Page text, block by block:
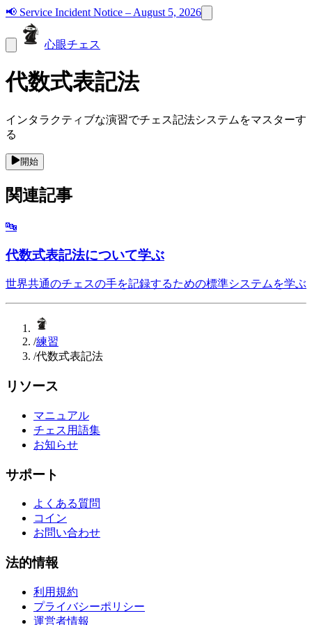
📢 Service Incident Notice – August 5, 2026
心眼チェス
代数式表記法
インタラクティブな演習でチェス記法システムをマスターす
る
開始
関連記事
🔤
代数式表記法について学ぶ
世界共通のチェスの手を記録するための標準システムを学ぶ
/練習
/代数式表記法
リソース
マニュアル
チェス用語集
お知らせ
サポート
よくある質問
コイン
お問い合わせ
法的情報
利用規約
プライバシーポリシー
運営者情報